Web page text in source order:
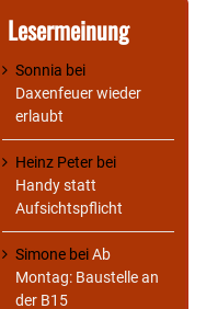
Lesermeinung
Sonnia bei
Daxenfeuer wieder
erlaubt
Heinz Peter bei
Handy statt
Aufsichtspflicht
Simone beiAb
Montag: Baustelle an
der B15